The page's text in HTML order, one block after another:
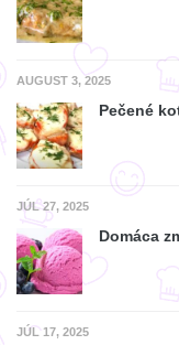
AUGUST 3, 2025
Pečené
JÚL 27, 2025
Domáca
JÚL 17, 2025